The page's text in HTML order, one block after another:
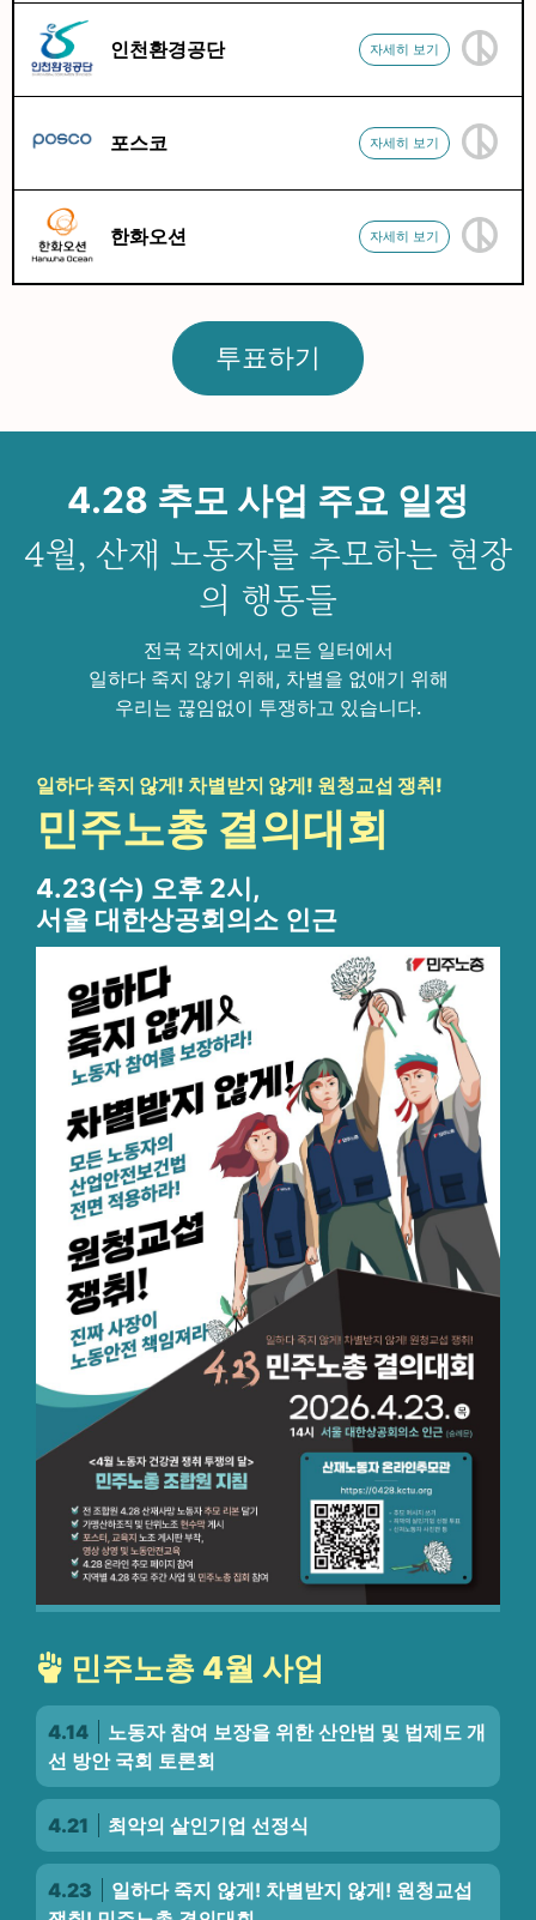
인천환경공단 자세히 보기
포스코 자세히 보기
한화오션 자세히 보기
투표하기
4.28 추모 사업 주요 일정
4월, 산재 노동자를 추모하는 현장
의 행동들
전국 각지에서, 모든 일터에서
일하다 죽지 않기 위해, 차별을 없애기 위해
우리는 끊임없이 투쟁하고 있습니다.
일하다 죽지 않게! 차별받지 않게! 원청교섭 쟁취!
민주노총 결의대회
4.23(수) 오후 2시,
서울 대한상공회의소 인근
민주노총 4월 사업
4.14
노동자 참여 보장을 위한 산안법 및 법제도 개
선 방안 국회 토론회
4.21 최악의 살인기업 선정식
4.23
일하다 죽지 않게! 차별받지 않게! 원청교섭